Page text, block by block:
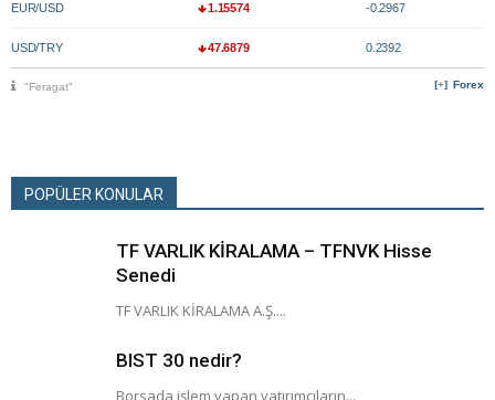
EUR/USD 1.15574 -0.2967
USD/TRY 47.6879 0.2392
Forex
"Feragat"
POPÜLER KONULAR
TF VARLIK KİRALAMA – TFNVK Hisse
Senedi
TF VARLIK KİRALAMA A.Ş....
BIST 30 nedir?
Borsada işlem yapan yatırımcıların...